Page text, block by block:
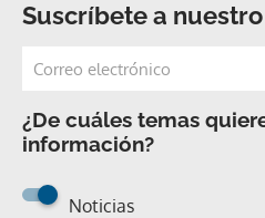
Suscríbete a
¿De cuáles temas
información?
Noticias